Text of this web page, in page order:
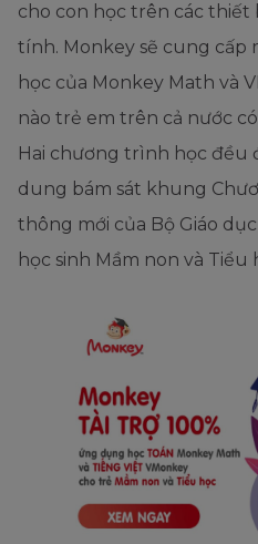
cho con học trên các thiết
tính. Monkey sẽ cung cấp
học của Monkey Math và
nào trẻ em trên cả nước
Hai chương trình học đều
dung bám sát khung
thông mới của Bộ Giáo
học sinh Mầm non và Tiểu